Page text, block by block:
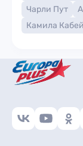
Чарли Пут
Камила